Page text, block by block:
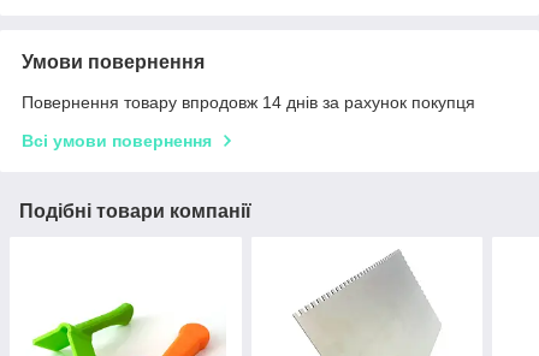
Умови повернення
Повернення товару впродовж 14 днів за рахунок покупця
Всі умови повернення
Подібні товари компанії